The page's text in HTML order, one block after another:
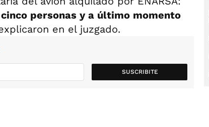
personas y a último momento
en el juzgado.
SUSCRIBITE